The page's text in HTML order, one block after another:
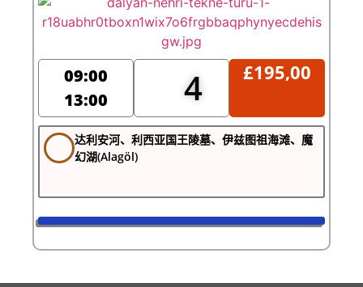
09:00
13:00
4 £195,00
达利安河、利西亚国王陵墓、伊兹图祖海滩、魔
幻湖(Alagöl)